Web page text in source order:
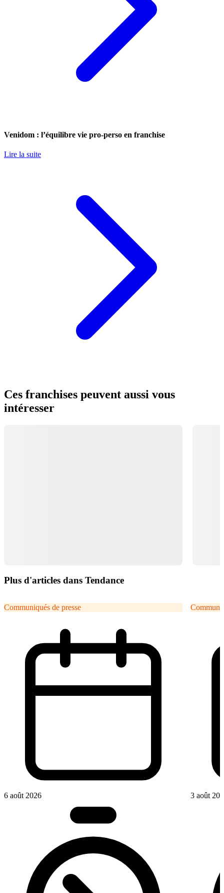
Venidom : l’équilibre vie pro-perso en franchise
Lire la suite
Ces franchises peuvent aussi vous
intéresser
Plus d'articles dans Tendance
Communiqués de presse
6 août 2026 3 août